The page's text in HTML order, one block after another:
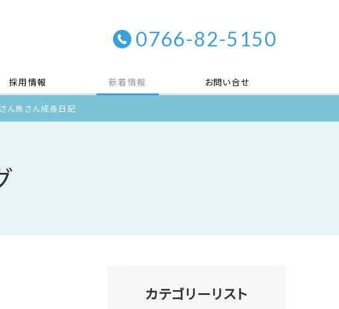
0766-82-5150
採用情報 新着情報 お問い合せ
ん魚さん成長日記
カテゴリーリスト